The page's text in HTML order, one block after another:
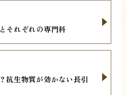
それぞれの専門科
抗生物質が効かない長引